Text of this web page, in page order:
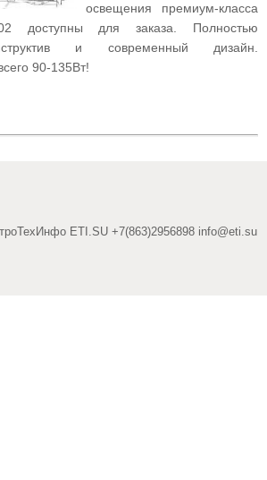
освещения премиум-класса
доступны для заказа. Полностью
и современный дизайн.
90-135Вт!
ETI.SU +7(863)2956898 info@eti.su